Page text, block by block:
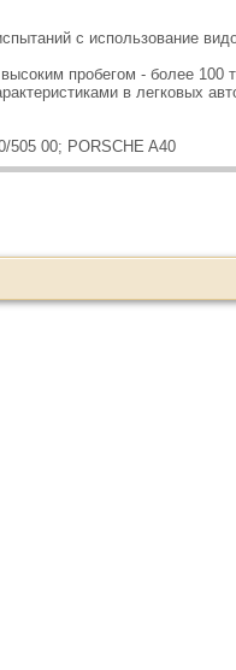
с использование
пробегом - более 100
в легковых
505 00; PORSCHE A40